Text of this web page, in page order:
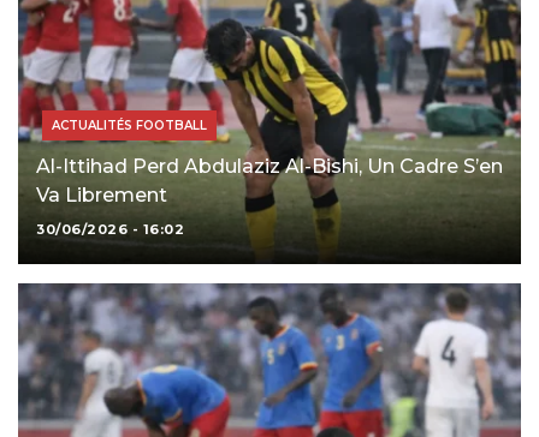
ACTUALITÉS FOOTBALL
Al-Ittihad Perd Abdulaziz Al-Bishi, Un Cadre S’en
Va Librement
30/06/2026 - 16:02